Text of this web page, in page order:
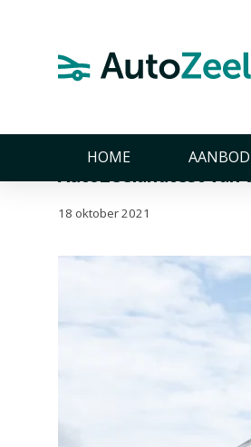
HOME AANBOD
AWD
AutoZeelandtest van
18 oktober 2021